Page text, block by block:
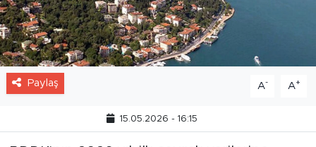
Paylaş A- A+
15.05.2026 - 16:15